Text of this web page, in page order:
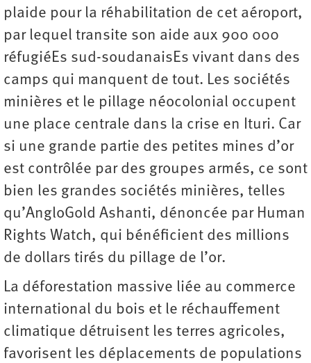
plaide pour la réhabilitation de cet aéroport,
par lequel transite son aide aux 900 000
réfugiéEs sud-soudanaisEs vivant dans des
camps qui manquent de tout. Les sociétés
minières et le pillage néocolonial occupent
une place centrale dans la crise en Ituri. Car
si une grande partie des petites mines d’or
est contrôlée par des groupes armés, ce sont
bien les grandes sociétés minières, telles
qu’AngloGold Ashanti, dénoncée par Human
Rights Watch, qui bénéficient des millions
de dollars tirés du pillage de l’or.
La déforestation massive liée au commerce
international du bois et le réchauffement
climatique détruisent les terres agricoles,
favorisent les déplacements de populations